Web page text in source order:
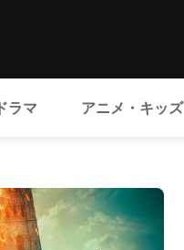
ラマ アニメ・キッズ